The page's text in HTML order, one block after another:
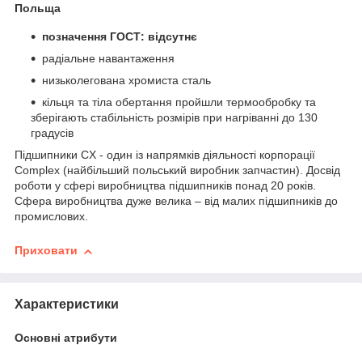
Польща
позначення ГОСТ: відсутнє
радіальне навантаження
низьколегована хромиста сталь
кільця та тіла обертання пройшли термообробку та
зберігають стабільність розмірів при нагріванні до 130
градусів
Підшипники CX - один із напрямків діяльності корпорації
Complex (найбільший польський виробник запчастин). Досвід
роботи у сфері виробництва підшипників понад 20 років.
Сфера виробництва дуже велика – від малих підшипників до
промислових.
Приховати
Характеристики
Основні атрибути